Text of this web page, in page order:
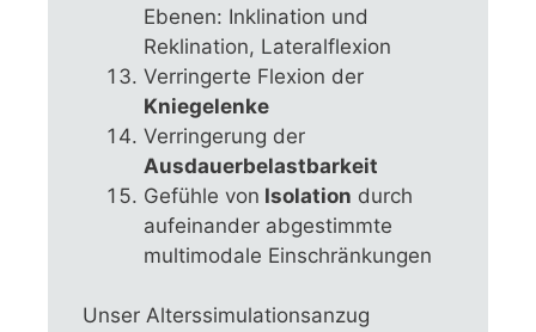
Ebenen: Inklination und
Reklination, Lateralflexion
Verringerte Flexion der
Kniegelenke
Verringerung der
Ausdauerbelastbarkeit
Gefühle von Isolation durch
aufeinander abgestimmte
multimodale Einschränkungen
Unser Alterssimulationsanzug